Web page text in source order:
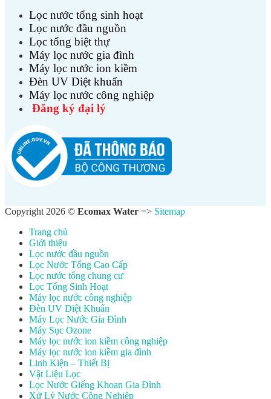
Lọc nước tổng sinh hoạt
Lọc nước đầu nguồn
Lọc tổng biệt thự
Máy lọc nước gia đình
Máy lọc nước ion kiềm
Đèn UV Diệt khuẩn
Máy lọc nước công nghiệp
Đăng ký đại lý
Copyright 2026 © Ecomax Water => Sitemap
Trang chủ
Giới thiệu
Lọc nước đầu nguồn
Lọc Nước Tổng Cao Cấp
Lọc nước tổng chung cư
Lọc Tổng Sinh Hoạt
Máy lọc nước công nghiệp
Đèn UV Diệt Khuẩn
Máy Lọc Nước Gia Đình
Máy Sục Ozone
Máy lọc nước ion kiềm công nghiệp
Máy lọc nước ion kiềm gia đình
Linh Kiện – Thiết Bị
Vật Liệu Lọc
Lọc Nước Giếng Khoan Gia Đình
Xử Lý Nước Công Nghiệp